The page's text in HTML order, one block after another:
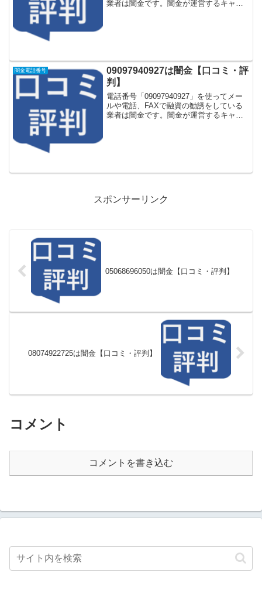
業者は闇金です。闇金が運営するキャッ
闇金電話番号
09097940927は闇金【口コミ・評
判】
電話番号「09097940927」を使ってメー
ルや電話、FAXで融資の勧誘をしている
業者は闇金です。闇金が運営するキャッ
スポンサーリンク
05068696050は闇金【口コミ・評判】
08074922725は闇金【口コミ・評判】
コメント
コメントを書き込む